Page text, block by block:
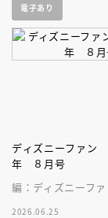
電子あり
ディズニーファン
年 ８月号
編：ディズニーフ
2026.06.25